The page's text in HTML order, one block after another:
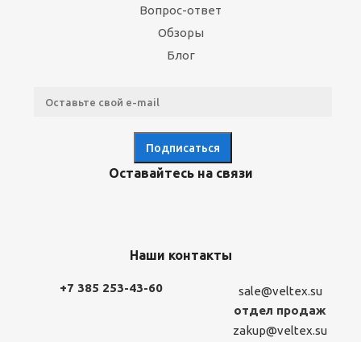
Вопрос-ответ
Обзоры
Блог
Оставайтесь на связи
Наши контакты
+7 385 253-43-60
sale@veltex.su
отдел продаж
zakup@veltex.su